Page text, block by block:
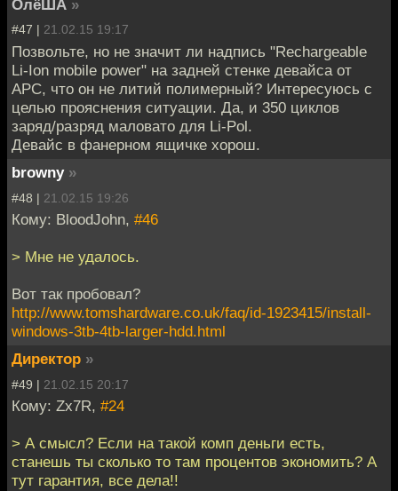
ОлёША »
#47 | 21.02.15 19:17
Позвольте, но не значит ли надпись "Rechargeable
Li-Ion mobile power" на задней стенке девайса от
APC, что он не литий полимерный? Интересуюсь с
целью прояснения ситуации. Да, и 350 циклов
заряд/разряд маловато для Li-Pol.
Девайс в фанерном ящичке хорош.
browny »
#48 | 21.02.15 19:26
Кому: BloodJohn, #46
> Мне не удалось.
Вот так пробовал?
http://www.tomshardware.co.uk/faq/id-1923415/install-
windows-3tb-4tb-larger-hdd.html
Директор »
#49 | 21.02.15 20:17
Кому: Zx7R, #24
> А смысл? Если на такой комп деньги есть,
станешь ты сколько то там процентов экономить? А
тут гарантия, все дела!!